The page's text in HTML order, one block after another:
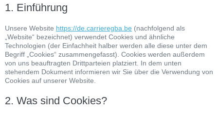
1. Einführung
Unsere Website https://de.carrieregba.be (nachfolgend als
„Website“ bezeichnet) verwendet Cookies und ähnliche
Technologien (der Einfachheit halber werden alle diese unter dem
Begriff „Cookies“ zusammengefasst). Cookies werden außerdem
von uns beauftragten Drittparteien platziert. In dem unten
stehendem Dokument informieren wir Sie über die Verwendung von
Cookies auf unserer Website.
2. Was sind Cookies?